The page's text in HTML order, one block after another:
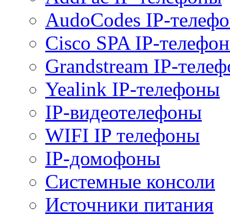
AudoCodes IP-
Cisco SPA IP-
Grandstream IP-
Yealink IP-телефоны
IP-видеотелефоны
WIFI IP телефоны
IP-домофоны
Системные консоли
Источники питания